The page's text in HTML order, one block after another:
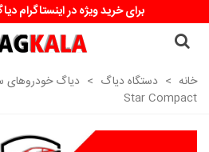
برای خرید ویژه در اینستاگرام
خانه > دستگاه دیاگ > دیاگ خودروهای
Star Compact